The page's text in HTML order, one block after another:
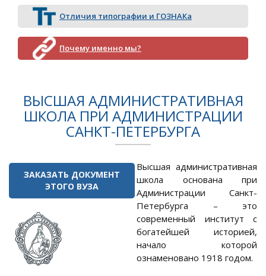
Отличия типографии и ГОЗНАКа
Почему именно мы?
ВЫСШАЯ АДМИНИСТРАТИВНАЯ
ШКОЛА ПРИ АДМИНИСТРАЦИИ
САНКТ-ПЕТЕРБУРГА
ЗАКАЗАТЬ ДОКУМЕНТ
ЭТОГО ВУЗА
Высшая административная
школа основана при
Администрации Санкт-
Петербурга – это
современный институт с
богатейшей историей,
начало которой
ознаменовано 1918 годом.